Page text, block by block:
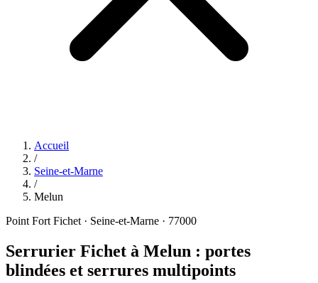
Accueil
/
Seine-et-Marne
/
Melun
Point Fort Fichet · Seine-et-Marne · 77000
Serrurier Fichet à Melun : portes
blindées et serrures multipoints